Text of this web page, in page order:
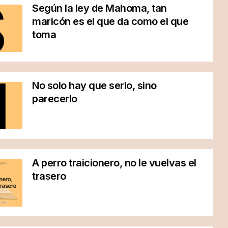
Según la ley de Mahoma, tan
maricón es el que da como el que
toma
No solo hay que serlo, sino
parecerlo
A perro traicionero, no le vuelvas el
trasero